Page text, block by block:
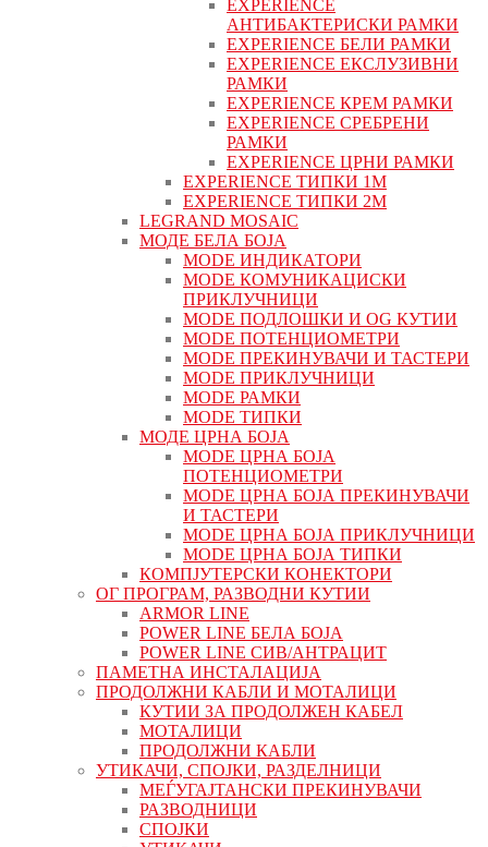
EXPERIENCE
АНТИБАКТЕРИСКИ РАМКИ
EXPERIENCE БЕЛИ РАМКИ
EXPERIENCE ЕКСЛУЗИВНИ
РАМКИ
EXPERIENCE КРЕМ РАМКИ
EXPERIENCE СРЕБРЕНИ
РАМКИ
EXPERIENCE ЦРНИ РАМКИ
EXPERIENCE ТИПКИ 1M
EXPERIENCE ТИПКИ 2М
LEGRAND MOSAIC
МОДЕ БЕЛА БОЈА
MODE ИНДИКАТОРИ
MODE КОМУНИКАЦИСКИ
ПРИКЛУЧНИЦИ
MODE ПОДЛОШКИ И OG КУТИИ
MODE ПОТЕНЦИОМЕТРИ
MODE ПРEКИНУВАЧИ И ТАСТЕРИ
MODE ПРИКЛУЧНИЦИ
MODE РАМКИ
MODE ТИПКИ
МОДЕ ЦРНА БОЈА
MODE ЦРНА БОЈА
ПОТЕНЦИОМЕТРИ
MODE ЦРНА БОЈА ПРЕКИНУВАЧИ
И ТАСТЕРИ
MODE ЦРНА БОЈА ПРИКЛУЧНИЦИ
MODE ЦРНА БОЈА ТИПКИ
КОМПЈУТЕРСКИ КОНЕКТОРИ
ОГ ПРОГРАМ, РАЗВОДНИ КУТИИ
ARMOR LINE
POWER LINE БЕЛА БОЈА
POWER LINE СИВ/АНТРАЦИТ
ПАМЕТНА ИНСТАЛАЦИЈА
ПРОДОЛЖНИ КАБЛИ И МОТАЛИЦИ
КУТИИ ЗА ПРОДОЛЖЕН КАБЕЛ
МОТАЛИЦИ
ПРОДОЛЖНИ КАБЛИ
УТИКАЧИ, СПОЈКИ, РАЗДЕЛНИЦИ
МЕЃУГАЈТАНСКИ ПРЕКИНУВАЧИ
РАЗВОДНИЦИ
СПОЈКИ